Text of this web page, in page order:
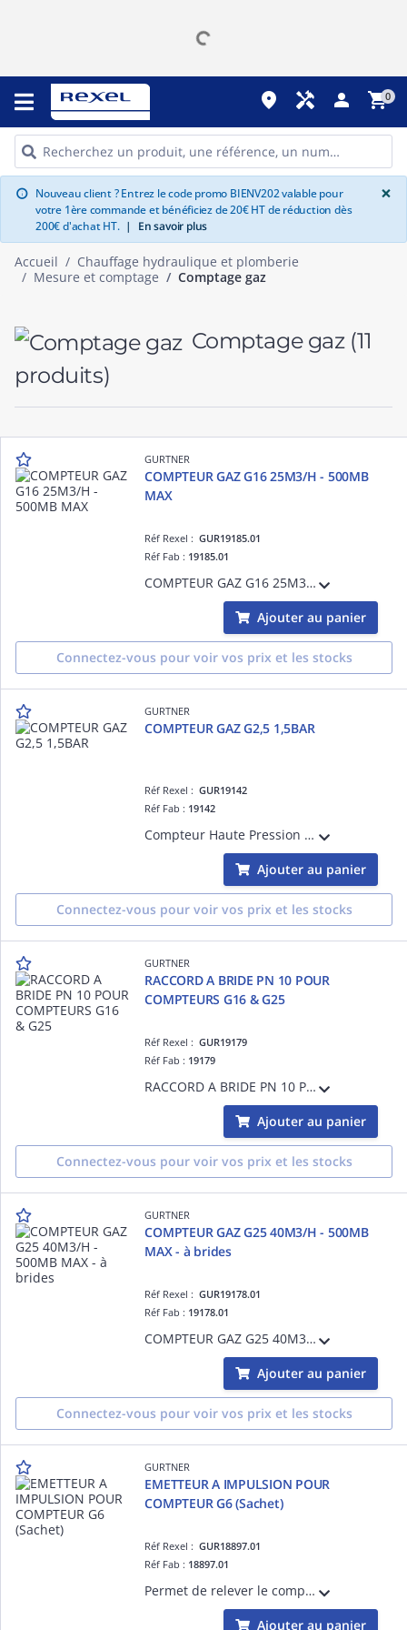
place handyman person shopping_cart0
info Nouveau client ? Entrez le code promo BIENV202 valable pour
votre 1ère commande et bénéficiez de 20€ HT de réduction dès
200€ d'achat HT. | En savoir plus
×
Accueil
Chauffage hydraulique et plomberie
Mesure et comptage
Comptage gaz
Comptage gaz (11
produits)
GURTNER
COMPTEUR GAZ G16 25M3/H - 500MB
MAX
Réf Rexel :GUR19185.01
Réf Fab : 19185.01
COMPTEUR GAZ G16 25M3/H - 500MB MAX
Ajouter au panier
Connectez-vous pour voir vos prix et les stocks
GURTNER
COMPTEUR GAZ G2,5 1,5BAR
Réf Rexel :GUR19142
Réf Fab : 19142
Compteur Haute Pression G2,5 pour installation propane. Livré sans raccords.
Ajouter au panier
Connectez-vous pour voir vos prix et les stocks
GURTNER
RACCORD A BRIDE PN 10 POUR
COMPTEURS G16 & G25
Réf Rexel :GUR19179
Réf Fab : 19179
RACCORD A BRIDE PN 10 POUR COMPTEURS G16 & G25
Ajouter au panier
Connectez-vous pour voir vos prix et les stocks
GURTNER
COMPTEUR GAZ G25 40M3/H - 500MB
MAX - à brides
Réf Rexel :GUR19178.01
Réf Fab : 19178.01
COMPTEUR GAZ G25 40M3/H - 500MB MAX - à brides
Ajouter au panier
Connectez-vous pour voir vos prix et les stocks
GURTNER
EMETTEUR A IMPULSION POUR
COMPTEUR G6 (Sachet)
Réf Rexel :GUR18897.01
Réf Fab : 18897.01
Permet de relever le compteur à distance
Ajouter au panier